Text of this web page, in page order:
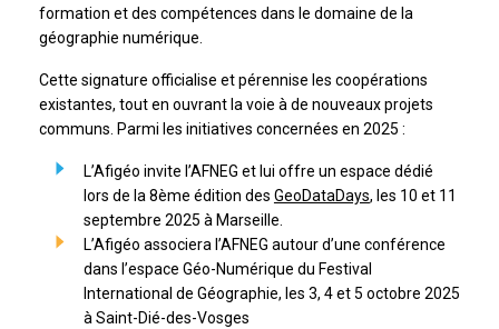
formation et des compétences dans le domaine de la
géographie numérique.
Cette signature officialise et pérennise les coopérations
existantes, tout en ouvrant la voie à de nouveaux projets
communs. Parmi les initiatives concernées en 2025 :
L’Afigéo invite l’AFNEG et lui offre un espace dédié
lors de la 8ème édition des GeoDataDays, les 10 et 11
septembre 2025 à Marseille.
L’Afigéo associera l’AFNEG autour d’une conférence
dans l’espace Géo-Numérique du Festival
International de Géographie, les 3, 4 et 5 octobre 2025
à Saint-Dié-des-Vosges